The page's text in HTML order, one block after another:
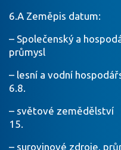
6.A Zeměpis datum:
– Společenský a
průmysl
– lesní a
6.8.
– světové
15.
– surovinové